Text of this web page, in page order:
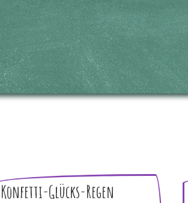
Konfetti-Glücks-Regen